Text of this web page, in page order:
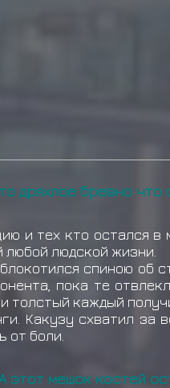
дряхлое бревно что
и тех кто остался
любой людской жизни.
спиною об
пока те
толстый каждый
Какузу схватил за
от боли.
этот мешок костей